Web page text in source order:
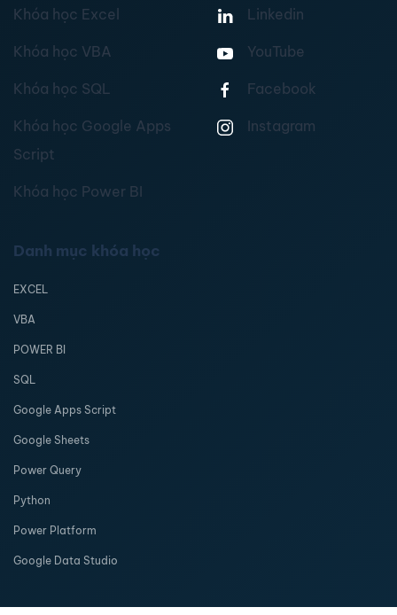
Khóa học Excel
Khóa học VBA
Khóa học SQL
Khóa học Google Apps
Script
Khóa học Power BI
Linkedin
YouTube
Facebook
Instagram
Danh mục khóa học
EXCEL
VBA
POWER BI
SQL
Google Apps Script
Google Sheets
Power Query
Python
Power Platform
Google Data Studio